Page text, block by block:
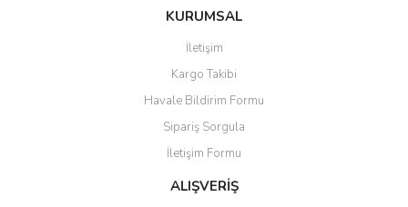
Bu ürüne ilk yorumu siz yapın!
Ürün resmi kalitesiz, bozuk veya görüntülenemiyor.
Ürün açıklamasında eksik bilgiler bulunuyor.
Ürün bilgilerinde hatalar bulunuyor.
Ürün fiyatı diğer sitelerden daha pahalı.
Bu ürüne benzer farklı alternatifler olmalı.
KURUMSAL
İletişim
Kargo Takibi
Havale Bildirim Formu
Sipariş Sorgula
İletişim Formu
ALIŞVERİŞ